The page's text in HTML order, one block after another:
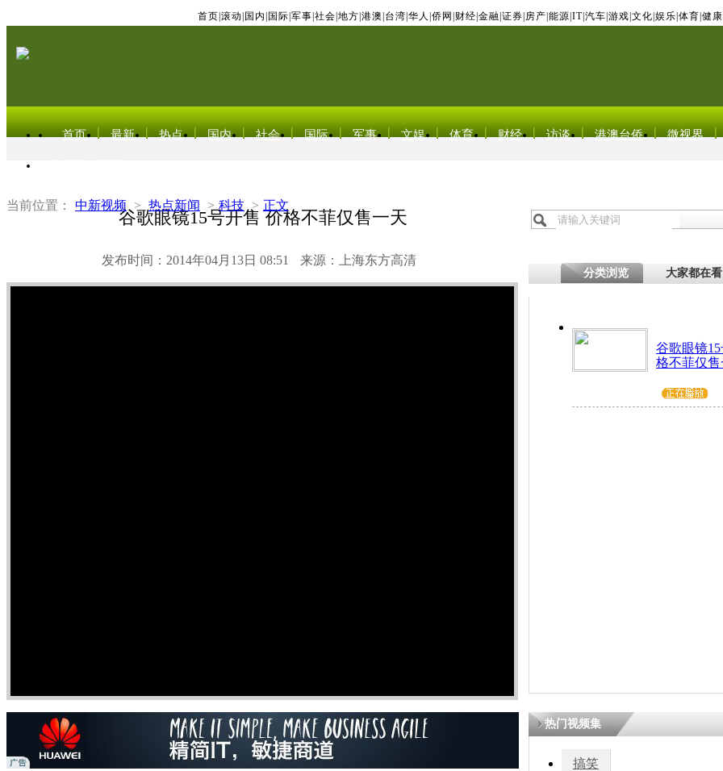
首页 滚动 国内 国际 军事 社会 地方 港澳 台湾 华人 侨网 财经 金融 证券 房产 能源 IT| 汽车 游戏 文化 娱乐 体育 健康
首页 最新 热点 国内 社会 国际 军事 文娱 体育 财经 访谈 港澳台侨 微视界
当前位置： 中新视频 > 热点新闻 > 科技 > 正文
谷歌眼镜15号开售 价格不菲仅售一天
发布时间：2014年04月13日 08:51 来源：上海东方高清
分类浏览 大家都在看
谷歌眼镜
格不菲仅
热门视频集
搞笑